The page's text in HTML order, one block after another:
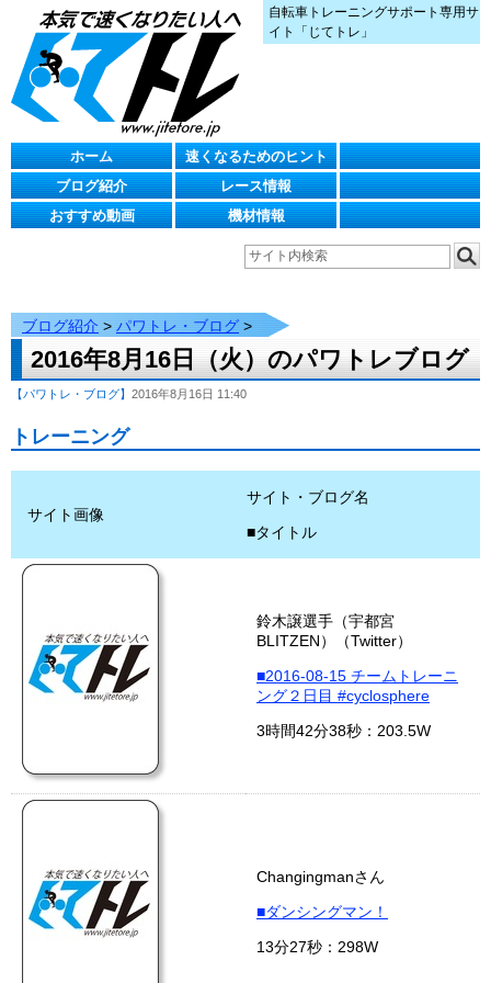
自転車トレーニングサポート専用サ
イト「じてトレ」
ホーム
速くなるためのヒント
ブログ紹介
レース情報
おすすめ動画
機材情報
ブログ紹介 > パワトレ・ブログ>
2016年8月16日（火）のパワトレブログ
【パワトレ・ブログ】 2016年8月16日 11:40
トレーニング
サイト画像
サイト・ブログ名
■タイトル
鈴木譲選手（宇都宮
BLITZEN）（Twitter）
■2016-08-15 チームトレーニ
ング２日目 #cyclosphere
3時間42分38秒：203.5W
Changingmanさん
■ダンシングマン！
13分27秒：298W